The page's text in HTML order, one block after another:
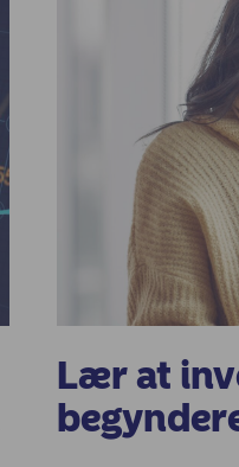
Lær at